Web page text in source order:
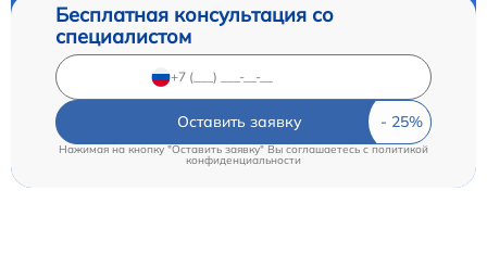
Бесплатная консультация со
специалистом
Оставить заявку
Нажимая на кнопку "Оставить заявку" Вы соглашаетесь cполитикой
конфиденциальности